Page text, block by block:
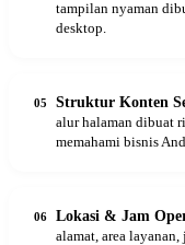
tampilan nyaman
desktop.
05 Struktur Konten
alur halaman dibuat
memahami bisnis
06 Lokasi & Jam
alamat, area